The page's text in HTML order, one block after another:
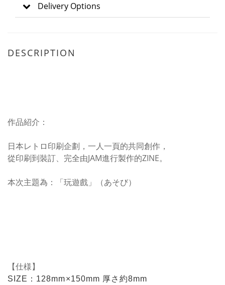
Delivery Options
DESCRIPTION
作品紹介：
日本レトロ印刷企劃，一人一頁的共同創作，
從印刷到裝訂、完全由JAM進行製作的ZINE。
本次主題為：「玩遊戲」（あそび）
【仕様】
SIZE：128mm×150mm 厚さ約8mm